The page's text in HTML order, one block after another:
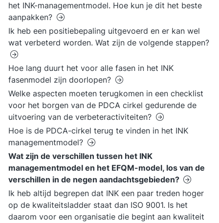
het INK-managementmodel. Hoe kun je dit het beste
aanpakken?
Ik heb een positiebepaling uitgevoerd en er kan wel
wat verbeterd worden. Wat zijn de volgende stappen?
Hoe lang duurt het voor alle fasen in het INK
fasenmodel zijn doorlopen?
Welke aspecten moeten terugkomen in een checklist
voor het borgen van de PDCA cirkel gedurende de
uitvoering van de verbeteractiviteiten?
Hoe is de PDCA-cirkel terug te vinden in het INK
managementmodel?
Wat zijn de verschillen tussen het INK
managementmodel en het EFQM-model, los van de
verschillen in de negen aandachtsgebieden?
Ik heb altijd begrepen dat INK een paar treden hoger
op de kwaliteitsladder staat dan ISO 9001. Is het
daarom voor een organisatie die begint aan kwaliteit